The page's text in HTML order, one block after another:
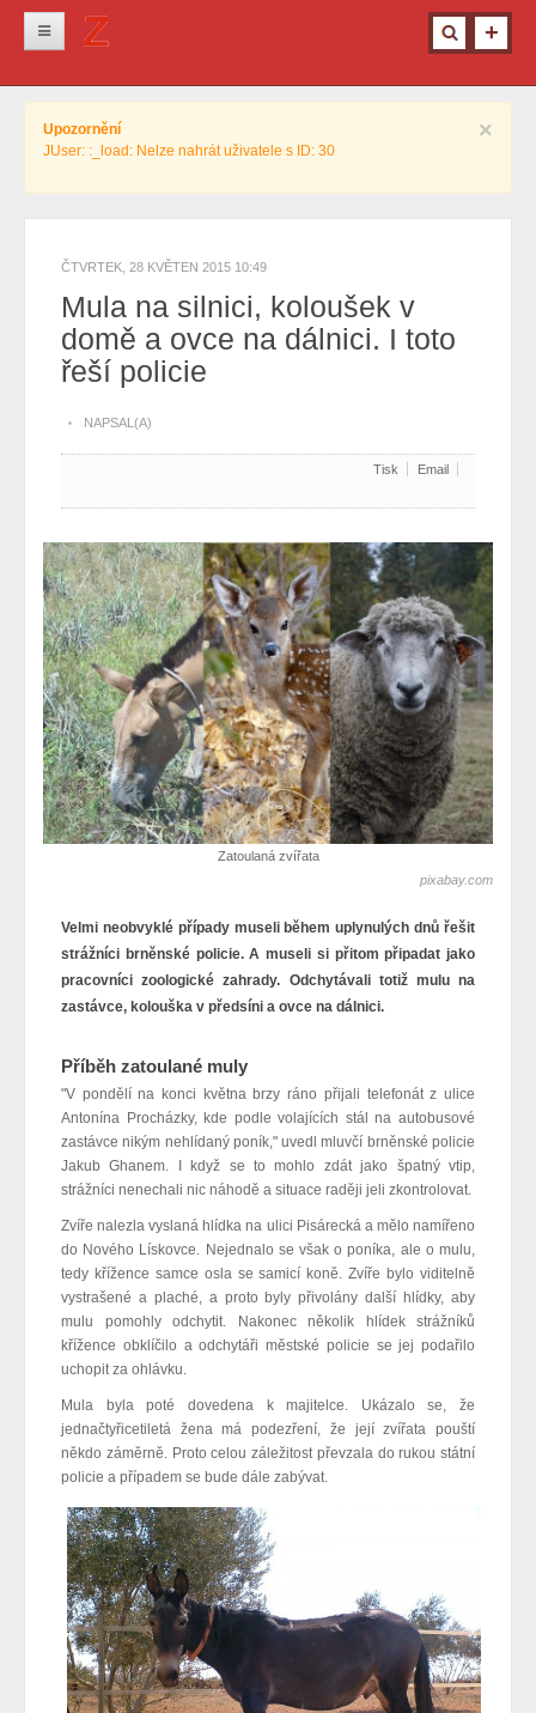
Krimi
Info z města
Pro ženy
Ostatní
×
Upozornění
JUser: :_load: Nelze nahrát uživatele s ID: 30
ČTVRTEK, 28 KVĚTEN 2015 10:49
Mula na silnici, koloušek v
domě a ovce na dálnici. I toto
řeší policie
NAPSAL(A)
Tisk Email
Zatoulaná zvířata
pixabay.com
Velmi neobvyklé případy museli během uplynulých dnů řešit
strážníci brněnské policie. A museli si přitom připadat jako
pracovníci zoologické zahrady. Odchytávali totiž mulu na
zastávce, kolouška v předsíni a ovce na dálnici.
Příběh zatoulané muly
"V pondělí na konci května brzy ráno přijali telefonát z ulice
Antonína Procházky, kde podle volajících stál na autobusové
zastávce nikým nehlídaný poník," uvedl mluvčí brněnské policie
Jakub Ghanem. I když se to mohlo zdát jako špatný vtip,
strážníci nenechali nic náhodě a situace raději jeli zkontrolovat.
Zvíře nalezla vyslaná hlídka na ulici Pisárecká a mělo namířeno
do Nového Lískovce. Nejednalo se však o poníka, ale o mulu,
tedy křížence samce osla se samicí koně. Zvíře bylo viditelně
vystrašené a plaché, a proto byly přivolány další hlídky, aby
mulu pomohly odchytit. Nakonec několik hlídek strážníků
křížence obklíčilo a odchytáři městské policie se jej podařilo
uchopit za ohlávku.
Mula byla poté dovedena k majitelce. Ukázalo se, že
jednačtyřicetiletá žena má podezření, že její zvířata pouští
někdo záměrně. Proto celou záležitost převzala do rukou státní
policie a případem se bude dále zabývat.